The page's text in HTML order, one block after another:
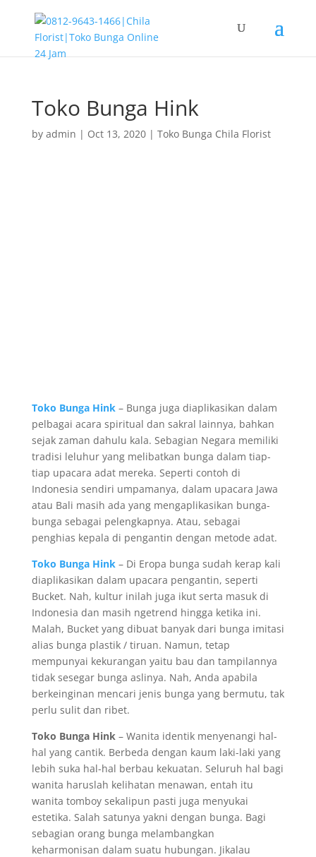
Toko Bunga Hink
by admin | Oct 13, 2020| Toko Bunga Chila Florist
Toko Bunga Hink– Bunga juga diaplikasikan dalam
pelbagai acara spiritual dan sakral lainnya, bahkan
sejak zaman dahulu kala. Sebagian Negara memiliki
tradisi leluhur yang melibatkan bunga dalam tiap-
tiap upacara adat mereka. Seperti contoh di
Indonesia sendiri umpamanya, dalam upacara Jawa
atau Bali masih ada yang mengaplikasikan bunga-
bunga sebagai pelengkapnya. Atau, sebagai
penghias kepala di pengantin dengan metode adat.
Toko Bunga Hink– Di Eropa bunga sudah kerap kali
diaplikasikan dalam upacara pengantin, seperti
Bucket. Nah, kultur inilah juga ikut serta masuk di
Indonesia dan masih ngetrend hingga ketika ini.
Malah, Bucket yang dibuat banyak dari bunga imitasi
alias bunga plastik / tiruan. Namun, tetap
mempunyai kekurangan yaitu bau dan tampilannya
tidak sesegar bunga aslinya. Nah, Anda apabila
berkeinginan mencari jenis bunga yang bermutu, tak
perlu sulit dan ribet.
Toko Bunga Hink– Wanita identik menyenangi hal-
hal yang cantik. Berbeda dengan kaum laki-laki yang
lebih suka hal-hal berbau kekuatan. Seluruh hal bagi
wanita haruslah kelihatan menawan, entah itu
wanita tomboy sekalipun pasti juga menyukai
estetika. Salah satunya yakni dengan bunga. Bagi
sebagian orang bunga melambangkan
keharmonisan dalam suatu hubungan. Jikalau